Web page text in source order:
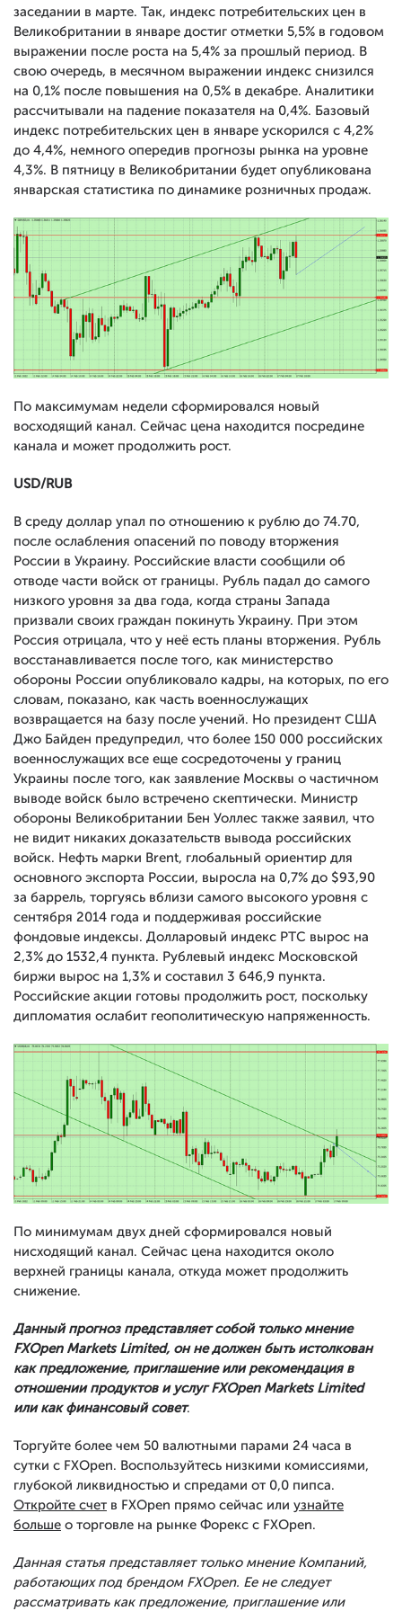
заседании в марте. Так, индекс потребительских цен в
Великобритании в январе достиг отметки 5,5% в годовом
выражении после роста на 5,4% за прошлый период. В
свою очередь, в месячном выражении индекс снизился
на 0,1% после повышения на 0,5% в декабре. Аналитики
рассчитывали на падение показателя на 0,4%. Базовый
индекс потребительских цен в январе ускорился с 4,2%
до 4,4%, немного опередив прогнозы рынка на уровне
4,3%. В пятницу в Великобритании будет опубликована
январская статистика по динамике розничных продаж.
По максимумам недели сформировался новый
восходящий канал. Сейчас цена находится посредине
канала и может продолжить рост.
USD/RUB
В среду доллар упал по отношению к рублю до 74.70,
после ослабления опасений по поводу вторжения
России в Украину. Российские власти сообщили об
отводе части войск от границы. Рубль падал до самого
низкого уровня за два года, когда страны Запада
призвали своих граждан покинуть Украину. При этом
Россия отрицала, что у неё есть планы вторжения. Рубль
восстанавливается после того, как министерство
обороны России опубликовало кадры, на которых, по его
словам, показано, как часть военнослужащих
возвращается на базу после учений. Но президент США
Джо Байден предупредил, что более 150 000 российских
военнослужащих все еще сосредоточены у границ
Украины после того, как заявление Москвы о частичном
выводе войск было встречено скептически. Министр
обороны Великобритании Бен Уоллес также заявил, что
не видит никаких доказательств вывода российских
войск. Нефть марки Brent, глобальный ориентир для
основного экспорта России, выросла на 0,7% до $93,90
за баррель, торгуясь вблизи самого высокого уровня с
сентября 2014 года и поддерживая российские
фондовые индексы. Долларовый индекс РТС вырос на
2,3% до 1532,4 пункта. Рублевый индекс Московской
биржи вырос на 1,3% и составил 3 646,9 пункта.
Российские акции готовы продолжить рост, поскольку
дипломатия ослабит геополитическую напряженность.
По минимумам двух дней сформировался новый
нисходящий канал. Сейчас цена находится около
верхней границы канала, откуда может продолжить
снижение.
Данный прогноз представляет собой только мнение
FXOpen Markets Limited, он не должен быть истолкован
как предложение, приглашение или рекомендация в
отношении продуктов и услуг FXOpen Markets Limited
или как финансовый совет.
Торгуйте более чем 50 валютными парами 24 часа в
сутки с FXOpen. Воспользуйтесь низкими комиссиями,
глубокой ликвидностью и спредами от 0,0 пипса.
Откройте счет в FXOpen прямо сейчас или узнайте
больше о торговле на рынке Форекс с FXOpen.
Данная статья представляет только мнение Компаний,
работающих под брендом FXOpen. Ее не следует
рассматривать как предложение, приглашение или